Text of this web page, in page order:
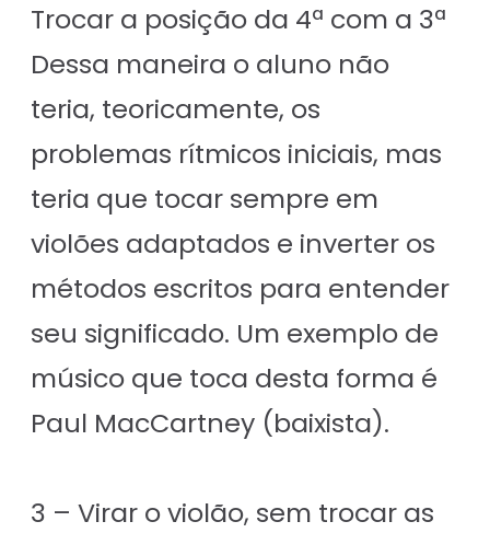
Trocar a posição da 4ª com a 3ª
Dessa maneira o aluno não
teria, teoricamente, os
problemas rítmicos iniciais, mas
teria que tocar sempre em
violões adaptados e inverter os
métodos escritos para entender
seu significado. Um exemplo de
músico que toca desta forma é
Paul MacCartney (baixista).
3 – Virar o violão, sem trocar as